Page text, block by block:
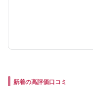
新着の高評価口コミ